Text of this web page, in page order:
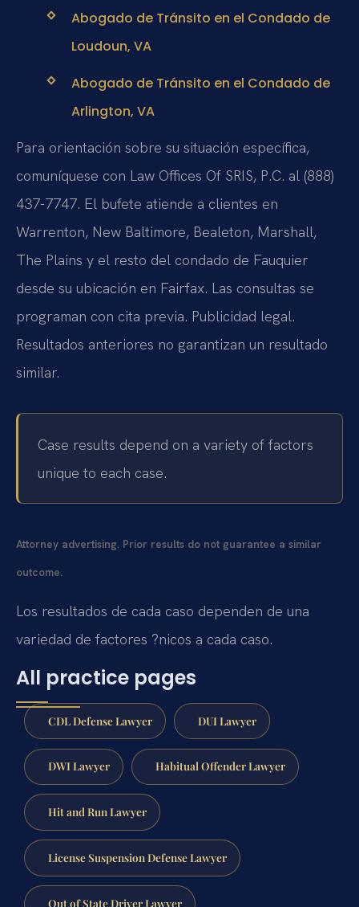
Abogado de Tránsito en el Condado de
Loudoun, VA
Abogado de Tránsito en el Condado de
Arlington, VA
Para orientación sobre su situación específica,
comuníquese con Law Offices Of SRIS, P.C. al (888)
437-7747. El bufete atiende a clientes en
Warrenton, New Baltimore, Bealeton, Marshall,
The Plains y el resto del condado de Fauquier
desde su ubicación en Fairfax. Las consultas se
programan con cita previa. Publicidad legal.
Resultados anteriores no garantizan un resultado
similar.
Case results depend on a variety of factors
unique to each case.
Attorney advertising. Prior results do not guarantee a similar
outcome.
Los resultados de cada caso dependen de una
variedad de factores ?nicos a cada caso.
All practice pages
CDL Defense Lawyer DUI Lawyer
DWI Lawyer Habitual Offender Lawyer
Hit and Run Lawyer
License Suspension Defense Lawyer
Out of State Driver Lawyer